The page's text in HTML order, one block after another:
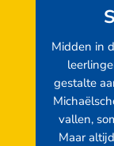
Midden in
gestalte
vallen,
Maar